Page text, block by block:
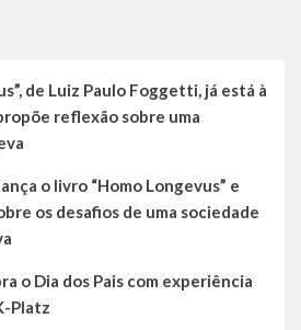
de Luiz Paulo Foggetti, já está à
reflexão sobre uma
o livro “Homo Longevus” e
os desafios de uma sociedade
o Dia dos Pais com experiência
Platz